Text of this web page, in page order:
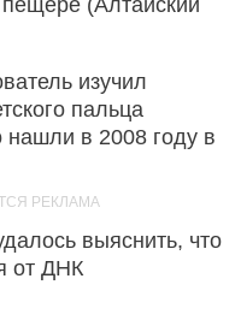
изучил
пальца
нашли в 2008 году в
выяснить, что
от ДНК